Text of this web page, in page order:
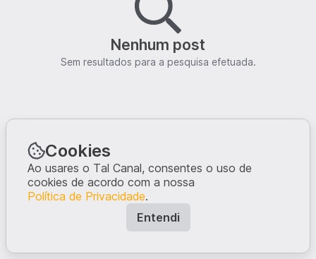
Nenhum post
Sem resultados para a pesquisa efetuada.
Cookies
Ao usares o Tal Canal, consentes o uso de
cookies de acordo com a nossa
Política de Privacidade.
Entendi